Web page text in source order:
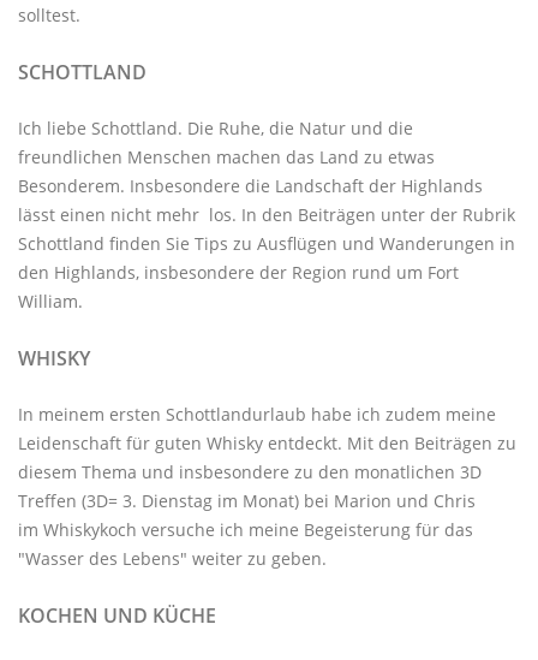
solltest.
SCHOTTLAND
Ich liebe Schottland. Die Ruhe, die Natur und die
freundlichen Menschen machen das Land zu etwas
Besonderem. Insbesondere die Landschaft der Highlands
lässt einen nicht mehr los. In den Beiträgen unter der Rubrik
Schottland finden Sie Tips zu Ausflügen und Wanderungen in
den Highlands, insbesondere der Region rund um Fort
William.
WHISKY
In meinem ersten Schottlandurlaub habe ich zudem meine
Leidenschaft für guten Whisky entdeckt. Mit den Beiträgen zu
diesem Thema und insbesondere zu den monatlichen 3D
Treffen (3D= 3. Dienstag im Monat) bei Marion und Chris
im Whiskykoch versuche ich meine Begeisterung für das
"Wasser des Lebens" weiter zu geben.
KOCHEN UND KÜCHE